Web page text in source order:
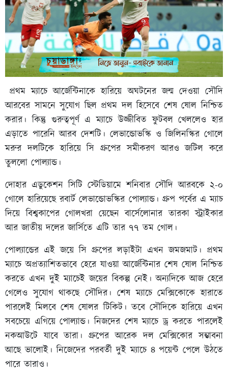
প্রথম ম্যাচে আর্জেন্টিনাকে হারিয়ে অঘটনের জন্ম দেওয়া সৌদি
আরবের সামনে সুযোগ ছিল প্রথম দল হিসেবে শেষ ষোল নিশ্চিত
করার। কিন্তু গুরুত্বপূর্ণ এ ম্যাচে উজ্জীবিত ফুটবল খেললেও হার
এড়াতে পারেনি আরব দেশটি। লেভান্ডোভস্কি ও জিলিনস্কির গোলে
মরুর দলটিকে হারিয়ে সি গ্রুপের সমীকরণ আরও জটিল করে
তুললো পোল্যান্ড।
দোহার এডুকেশন সিটি স্টেডিয়ামে শনিবার সৌদি আরবকে ২-০
গোলে হারিয়েছে রবার্ট লেভান্ডোভস্কির পোল্যান্ড। গ্রুপ পর্বের এ ম্যাচ
দিয়ে বিশ্বকাপের গোলখরা য়েছেন বার্সেলোনার তারকা স্ট্রাইকার
আর জাতীয় দলের জার্সিতে এটি তার ৭৭ তম গোল।
পোল্যান্ডের এই জয়ে সি গ্রুপের লড়াইটা এখন জমজমাট। প্রথম
ম্যাচে অপ্রত্যাশিতভাবে হেরে যাওয়া আর্জেন্টিনার শেষ ষোল নিশ্চিত
করতে এখন দুই ম্যাচেই জয়ের বিকল্প নেই। অন্যদিকে আজ হেরে
গেলেও সুযোগ থাকছে সৌদির। শেষ ম্যাচে মেক্সিকোকে হারাতে
পারলেই মিলবে শেষ ষোলর টিকিট। তবে সৌদিকে হারিয়ে এখন
সবচেয়ে এগিয়ে পোল্যান্ড। নিজদের শেষ ম্যাচে ড্র করতে পারলেই
নকআউটে যাবে তারা। গ্রুপের আরেক দল মেক্সিকোর সম্ভাবনা
আছে ভালোই। নিজেদের পরবর্তী দুই ম্যাচে ৪ পয়েন্ট পেলে উঠতে
পারে তারাও।